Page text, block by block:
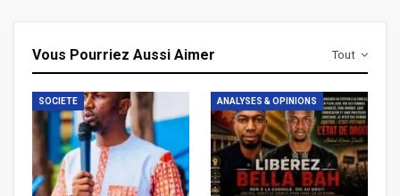
Tout
Vous Pourriez Aussi Aimer
SOCIETE ANALYSES & OPINIONS